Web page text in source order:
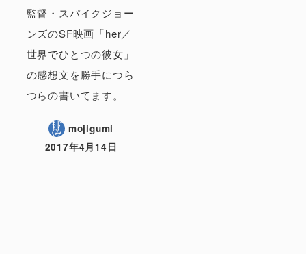
監督・スパイクジョー
ンズのSF映画「her／
世界でひとつの彼女」
の感想文を勝手につら
つらの書いてます。
mojigumi
2017年4月14日